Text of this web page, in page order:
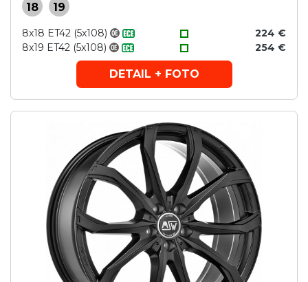
18 19
8x18 ET42 (5x108)
224 €
8x19 ET42 (5x108)
254 €
DETAIL + FOTO